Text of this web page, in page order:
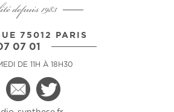
depuis 1983
75012 PARIS
07 01
DE 11H À 18H30